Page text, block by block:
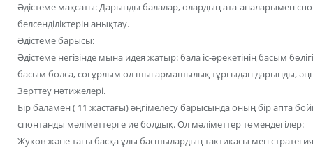
Әдістеме мақсаты: Дарынды балалар, олардың ата-аналарымен
белсенділіктерін анықтау.
Әдістеме барысы:
Әдістеме негізінде мына идея жатыр: бала іс-әрекетінің басым
басым болса, соғұрлым ол шығармашылық тұрғыдан дарынды,
Зерттеу нәтижелері.
Бір баламен ( 11 жастағы) әңгімелесу барысында оның бір апта
спонтанды мәліметтерге ие болдық. Ол мәліметтер төмендегілер:
Жуков және тағы басқа ұлы басшылардың тактикасы мен